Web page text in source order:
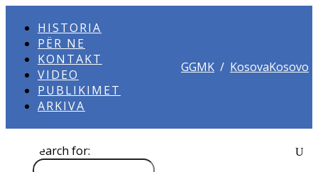
HISTORIA
PËR NE
KONTAKT
VIDEO
PUBLIKIMET
ARKIVA
GGMK / KosovaKosovo
Search for: